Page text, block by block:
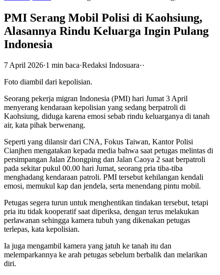
PMI Serang Mobil Polisi di Kaohsiung,
Alasannya Rindu Keluarga Ingin Pulang
Indonesia
7 April 2026·1 min baca·Redaksi Indosuara··
Foto diambil dari kepolisian.
Seorang pekerja migran Indonesia (PMI) hari Jumat 3 April
menyerang kendaraan kepolisian yang sedang berpatroli di
Kaohsiung, diduga karena emosi sebab rindu keluarganya di tanah
air, kata pihak berwenang.
Seperti yang dilansir dari CNA, Fokus Taiwan, Kantor Polisi
Cianjhen mengatakan kepada media bahwa saat petugas melintas di
persimpangan Jalan Zhongping dan Jalan Caoya 2 saat berpatroli
pada sekitar pukul 00.00 hari Jumat, seorang pria tiba-tiba
menghadang kendaraan patroli. PMI tersebut kehilangan kendali
emosi, memukul kap dan jendela, serta menendang pintu mobil.
Petugas segera turun untuk menghentikan tindakan tersebut, tetapi
pria itu tidak kooperatif saat diperiksa, dengan terus melakukan
perlawanan sehingga kamera tubuh yang dikenakan petugas
terlepas, kata kepolisian.
Ia juga mengambil kamera yang jatuh ke tanah itu dan
melemparkannya ke arah petugas sebelum berbalik dan melarikan
diri.